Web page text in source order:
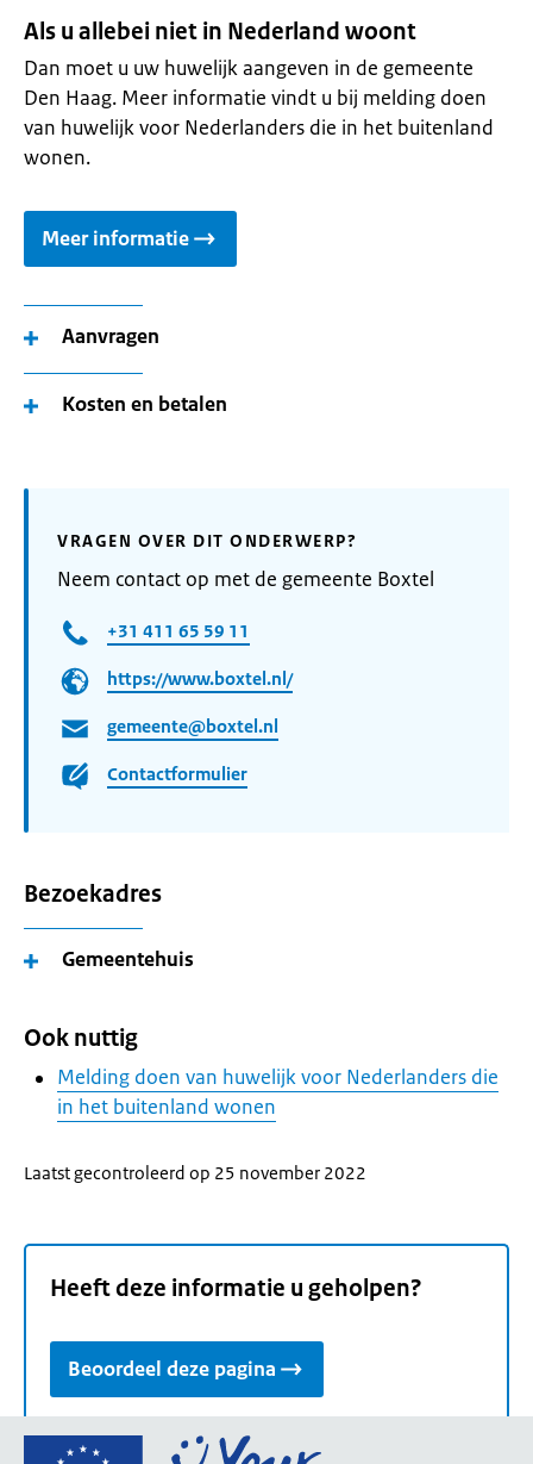
Als u allebei niet in Nederland woont
Dan moet u uw huwelijk aangeven in de gemeente
Den Haag. Meer informatie vindt u bij melding doen
van huwelijk voor Nederlanders die in het buitenland
wonen.
Meer informatie
Aanvragen
Kosten en betalen
VRAGEN OVER DIT ONDERWERP?
Neem contact op met de gemeente Boxtel
+31 411 65 59 11
https://www.boxtel.nl/
gemeente@boxtel.nl
Contactformulier
Bezoekadres
Gemeentehuis
Ook nuttig
Melding doen van huwelijk voor Nederlanders die
in het buitenland wonen
Laatst gecontroleerd op 25 november 2022
Heeft deze informatie u geholpen?
Beoordeel deze pagina
Ga